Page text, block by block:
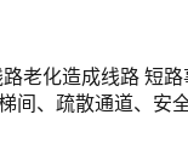
老化造成线路 短路
间、疏散通道、安